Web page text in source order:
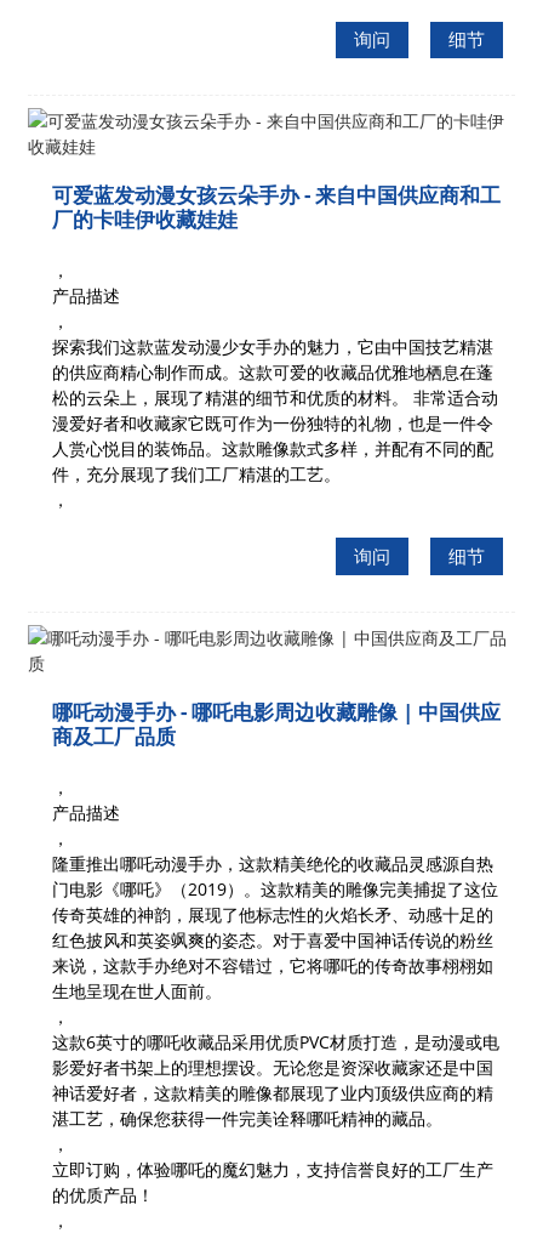
询问 细节
可爱蓝发动漫女孩云朵手办 - 来自中国供应商和工
厂的卡哇伊收藏娃娃
，
产品描述
，
探索我们这款蓝发动漫少女手办的魅力，它由中国技艺精湛
的供应商精心制作而成。这款可爱的收藏品优雅地栖息在蓬
松的云朵上，展现了精湛的细节和优质的材料。 非常适合动
漫爱好者和收藏家它既可作为一份独特的礼物，也是一件令
人赏心悦目的装饰品。这款雕像款式多样，并配有不同的配
件，充分展现了我们工厂精湛的工艺。
，
询问 细节
哪吒动漫手办 - 哪吒电影周边收藏雕像 | 中国供应
商及工厂品质
，
产品描述
，
隆重推出哪吒动漫手办，这款精美绝伦的收藏品灵感源自热
门电影《哪吒》（2019）。这款精美的雕像完美捕捉了这位
传奇英雄的神韵，展现了他标志性的火焰长矛、动感十足的
红色披风和英姿飒爽的姿态。对于喜爱中国神话传说的粉丝
来说，这款手办绝对不容错过，它将哪吒的传奇故事栩栩如
生地呈现在世人面前。
，
这款6英寸的哪吒收藏品采用优质PVC材质打造，是动漫或电
影爱好者书架上的理想摆设。无论您是资深收藏家还是中国
神话爱好者，这款精美的雕像都展现了业内顶级供应商的精
湛工艺，确保您获得一件完美诠释哪吒精神的藏品。
，
立即订购，体验哪吒的魔幻魅力，支持信誉良好的工厂生产
的优质产品！
，